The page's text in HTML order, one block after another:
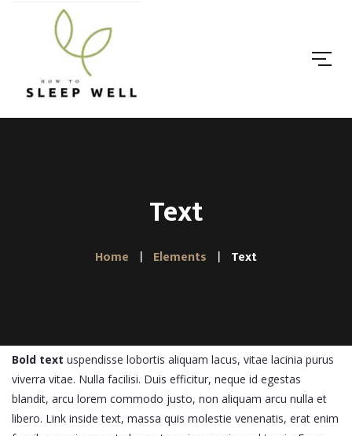
Text
Home Elements Text
Bold text uspendisse lobortis aliquam lacus, vitae lacinia purus
viverra vitae. Nulla facilisi. Duis efficitur, neque id egestas
blandit, arcu lorem commodo justo, non aliquam arcu nulla et
libero. Link inside text, massa quis molestie venenatis, erat enim